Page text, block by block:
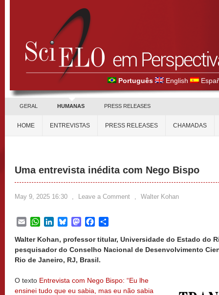
Português English
GERAL HUMANAS PRESS RELEASES
HOME ENTREVISTAS PRESS RELEASES CHAMADAS
Uma entrevista inédita com Nego Bispo
May 9, 2025 16:30 , Leave a Comment , Walter Kohan
EmailWhatsApp
LinkedInBlueskyMastodonFacebook
Walter Kohan, professor titular, Universidade do Estado do
pesquisador do Conselho Nacional de Desenvolvimento
Rio de Janeiro, RJ, Brasil.
O texto Entrevista com Nego Bispo: “Eu lhe
ensinei tudo que eu sabia, mas eu não sabia